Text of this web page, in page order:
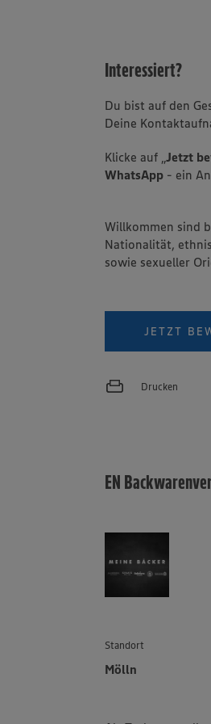
Interessiert?
Du bist auf den
Deine
Klicke auf „Jetzt
WhatsApp - ein
Willkommen sind
Nationalität,
sowie sexueller
JETZT
Drucken
EN
Standort
Mölln